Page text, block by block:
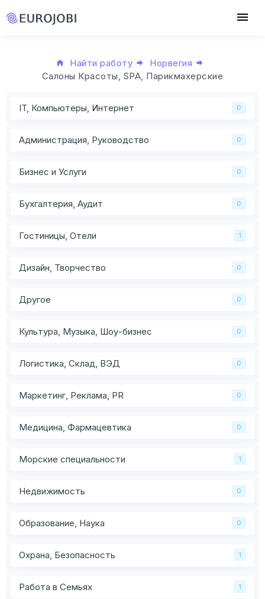
Найти работу
Норвегия
Салоны Красоты, SPA, Парикмахерские
IT, Компьютеры, Интернет 0
Администрация, Руководство 0
Бизнес и Услуги 0
Бухгалтерия, Аудит 0
Гостиницы, Отели 1
Дизайн, Творчество 0
Другое 0
Культура, Музыка, Шоу-бизнес 0
Логистика, Склад, ВЭД 0
Маркетинг, Реклама, PR 0
Медицина, Фармацевтика 0
Морские специальности 1
Недвижимость 0
Образование, Наука 0
Охрана, Безопасность 1
Работа в Семьях 1